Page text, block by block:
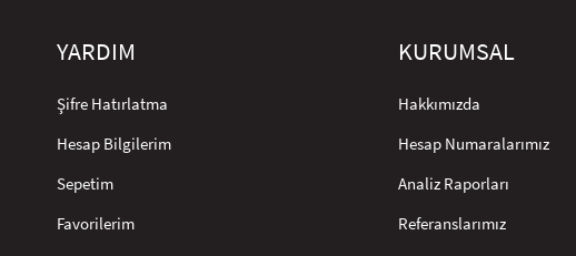
YARDIM
Şifre Hatırlatma
Hesap Bilgilerim
Sepetim
Favorilerim
KURUMSAL
Hakkımızda
Hesap Numaralarımız
Analiz Raporları
Referanslarımız